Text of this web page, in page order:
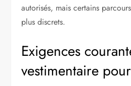
autorisés, mais certains
plus discrets.
Exigences
vestimentaire